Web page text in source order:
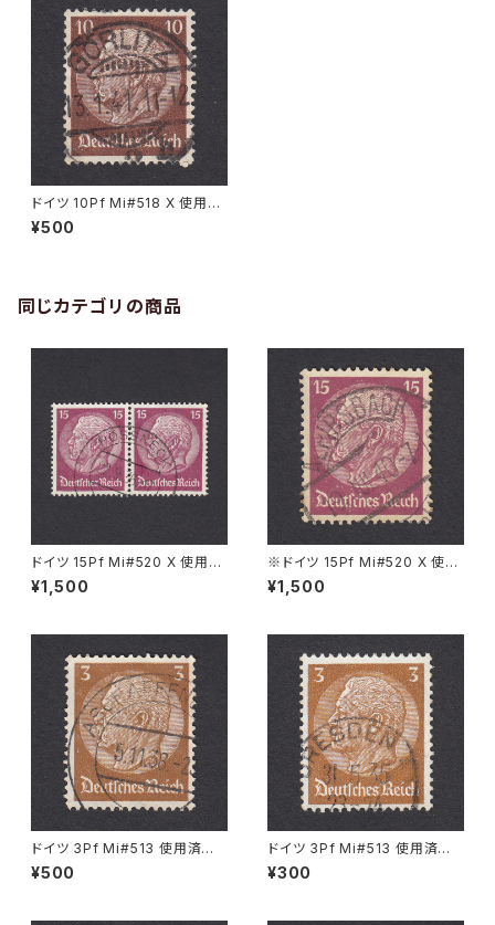
ドイツ 10Pf Mi#518 X 使用済
み切手｜GÖRLITZ 13.1.1941
¥500
同じカテゴリの商品
ドイツ 15Pf Mi#520 X 使用済
み切手｜PÖSSNECK 22.9.19
36
¥1,500
※ドイツ 15Pf Mi#520 X 使用
済み切手｜ALPIRSBACH 19.J
UL.1940
¥1,500
ドイツ 3Pf Mi#513 使用済み
切手｜ASCHAFFENBURG 5.1
1.1936
¥500
ドイツ 3Pf Mi#513 使用済み
切手｜DRESDEN 31.5.1935
¥300